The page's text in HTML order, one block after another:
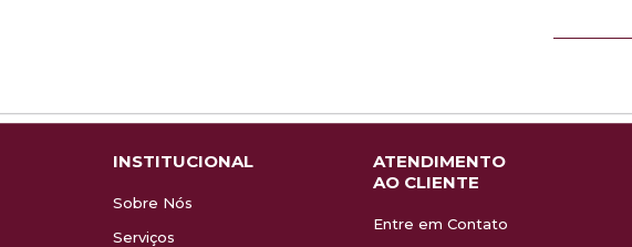
INSTITUCIONAL
Sobre Nós
Serviços
ATENDIMENTO
AO CLIENTE
Entre em Contato